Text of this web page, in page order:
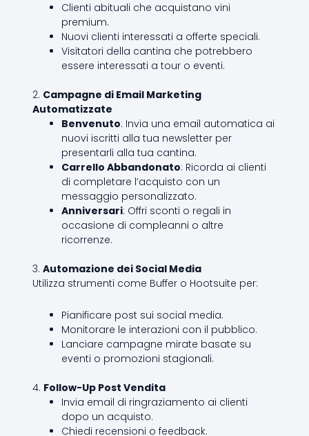
Clienti abituali che acquistano vini
premium.
Nuovi clienti interessati a offerte speciali.
Visitatori della cantina che potrebbero
essere interessati a tour o eventi.
2. Campagne di Email Marketing
Automatizzate
Benvenuto: Invia una email automatica ai
nuovi iscritti alla tua newsletter per
presentarli alla tua cantina.
Carrello Abbandonato: Ricorda ai clienti
di completare l’acquisto con un
messaggio personalizzato.
Anniversari: Offri sconti o regali in
occasione di compleanni o altre
ricorrenze.
3. Automazione dei Social Media
Utilizza strumenti come Buffer o Hootsuite per:
Pianificare post sui social media.
Monitorare le interazioni con il pubblico.
Lanciare campagne mirate basate su
eventi o promozioni stagionali.
4. Follow-Up Post Vendita
Invia email di ringraziamento ai clienti
dopo un acquisto.
Chiedi recensioni o feedback.